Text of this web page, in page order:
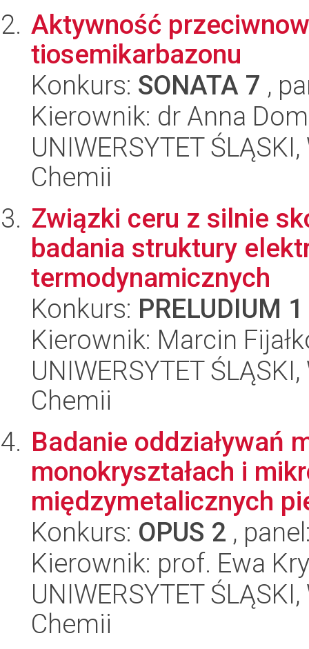
Aktywność
tiosemikarbazonu
Konkurs: SONATA 7 ,
Kierownik: dr Anna
UNIWERSYTET
Chemii
Związki ceru z silnie
badania struktury
termodynamicznych
Konkurs: PRELUDIUM 1
Kierownik: Marcin
UNIWERSYTET
Chemii
Badanie oddziaływań
monokryształach i
międzymetalicznych
Konkurs: OPUS 2 ,
Kierownik: prof. Ewa
UNIWERSYTET
Chemii